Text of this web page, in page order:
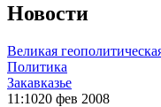
Новости
Великая
Политика
Закавказье
11:1020 фев 2008